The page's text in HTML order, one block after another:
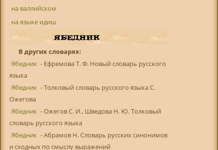
на валлийском
на языке идиш
В других словарях:
Ябедник - Ефремова Т. Ф. Новый словарь русского
языка
Ябедник - Толковый словарь русского языка С.
Ожегова
Ябедник - Ожегов С. И., Шведова Н. Ю. Толковый
словарь русского языка
Ябедник - Абрамов Н. Словарь русских синонимов
и сходных по смыслу выражений